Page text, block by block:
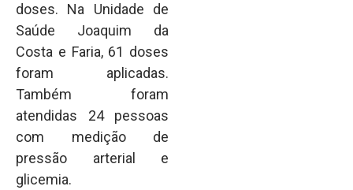
doses. Na Unidade de
Saúde Joaquim da
Costa e Faria, 61 doses
foram aplicadas.
Também foram
atendidas 24 pessoas
com medição de
pressão arterial e
glicemia.